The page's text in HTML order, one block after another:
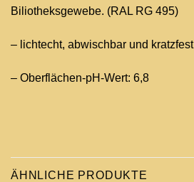
Biliotheksgewebe. (RAL RG 495)
– lichtecht, abwischbar und kratzfest
– Oberflächen-pH-Wert: 6,8
ÄHNLICHE PRODUKTE